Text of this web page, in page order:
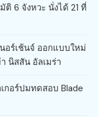
ติ 6 จังหวะ นั่งได้ 21 ที่
นอร์เช้นจ์ ออกแบบใหม่
นิสสัน อัลเมร่า
กอร์ปมทดสอบ Blade